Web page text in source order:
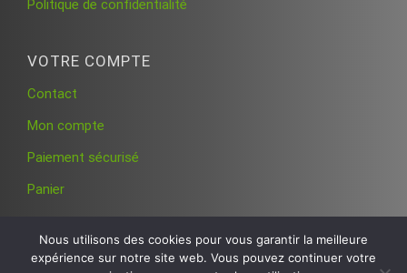
Politique de confidentialité
VOTRE COMPTE
Contact
Mon compte
Paiement sécurisé
Panier
Nous utilisons des cookies pour vous garantir la meilleure
expérience sur notre site web. Vous pouvez continuer votre